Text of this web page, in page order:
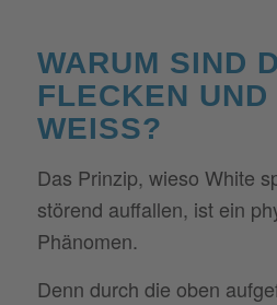
WARUM SIND
FLECKEN
WEISS?
Das Prinzip, wieso White
störend auffallen, ist ein
Phänomen.
Denn durch die oben